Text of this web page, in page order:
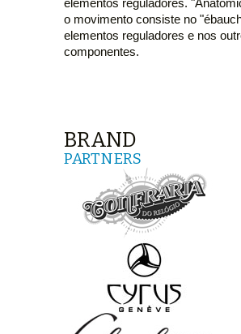
elementos reguladores.
o movimento consiste no
elementos reguladores e nos
componentes.
BRAND
PARTNERS